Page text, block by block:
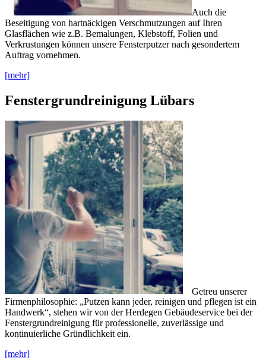
Auch die
Beseitigung von hartnäckigen Verschmutzungen auf Ihren
Glasflächen wie z.B. Bemalungen, Klebstoff, Folien und
Verkrustungen können unsere Fensterputzer nach gesondertem
Auftrag vornehmen.
[mehr]
Fenstergrundreinigung Lübars
Getreu unserer
Firmenphilosophie: „Putzen kann jeder, reinigen und pflegen ist ein
Handwerk“, stehen wir von der Herdegen Gebäudeservice bei der
Fenstergrundreinigung für professionelle, zuverlässige und
kontinuierliche Gründlichkeit ein.
[mehr]